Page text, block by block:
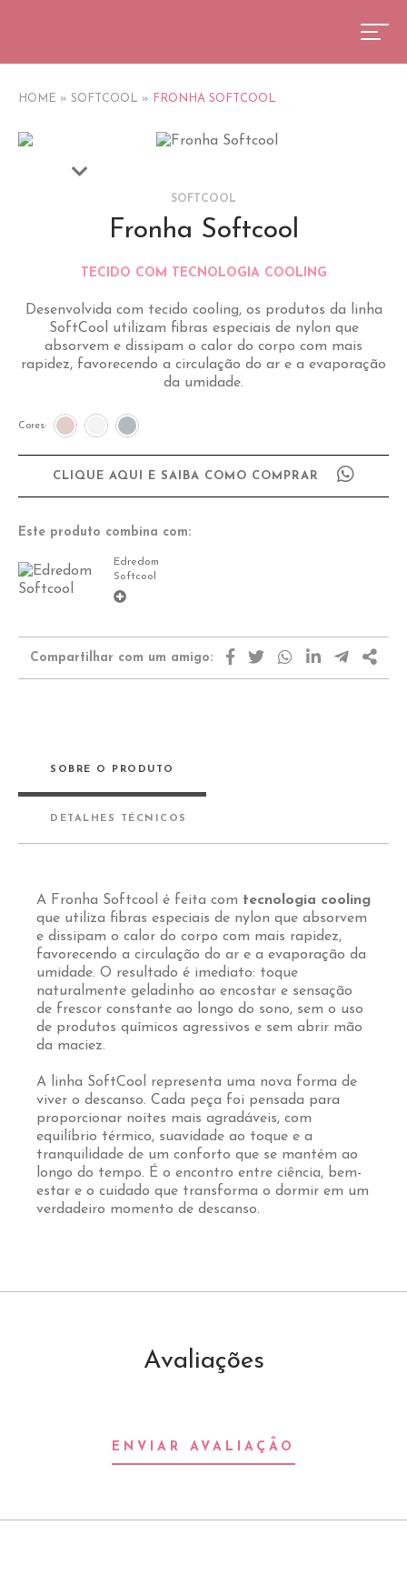
HOME » SOFTCOOL » FRONHA SOFTCOOL
SOFTCOOL
Fronha Softcool
TECIDO COM TECNOLOGIA COOLING
Desenvolvida com tecido cooling, os produtos da linha
SoftCool utilizam fibras especiais de nylon que
absorvem e dissipam o calor do corpo com mais
rapidez, favorecendo a circulação do ar e a evaporação
da umidade.
Cores:
CLIQUE AQUI E SAIBA COMO COMPRAR
Este produto combina com:
Edredom
Softcool
Compartilhar com um amigo:
SOBRE O PRODUTO
DETALHES TÉCNICOS
A Fronha Softcool é feita com tecnologia cooling
que utiliza fibras especiais de nylon que absorvem
e dissipam o calor do corpo com mais rapidez,
favorecendo a circulação do ar e a evaporação da
umidade. O resultado é imediato: toque
naturalmente geladinho ao encostar e sensação
de frescor constante ao longo do sono, sem o uso
de produtos químicos agressivos e sem abrir mão
da maciez.
A linha SoftCool representa uma nova forma de
viver o descanso. Cada peça foi pensada para
proporcionar noites mais agradáveis, com
equilíbrio térmico, suavidade ao toque e a
tranquilidade de um conforto que se mantém ao
longo do tempo. É o encontro entre ciência, bem-
estar e o cuidado que transforma o dormir em um
verdadeiro momento de descanso.
Avaliações
ENVIAR AVALIAÇÃO